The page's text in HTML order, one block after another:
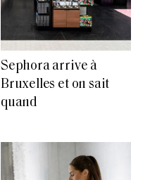
Sephora arrive à
Bruxelles et on sait
quand